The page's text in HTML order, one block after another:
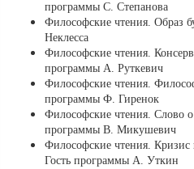
программы С. Степанова
Философские чтения. Образ
Неклесса
Философские чтения.
программы А. Руткевич
Философские чтения.
программы Ф. Гиренок
Философские чтения. Слово о
программы В. Микушевич
Философские чтения.
Гость программы А. Уткин